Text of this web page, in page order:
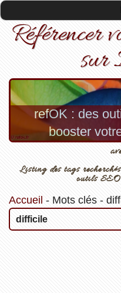
Référencer
sur
refOK : des
booster
Listing des tags
outils SEO
Accueil - Mots clés-
difficile